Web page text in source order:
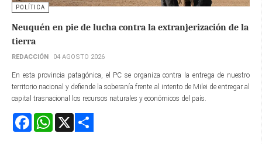
POLÍTICA
Neuquén en pie de lucha contra la extranjerización de la
tierra
REDACCIÓN 04 AGOSTO 2026
En esta provincia patagónica, el PC se organiza contra la entrega de nuestro
territorio nacional y defiende la soberanía frente al intento de Milei de entregar al
capital trasnacional los recursos naturales y económicos del país.
FacebookWhatsApp